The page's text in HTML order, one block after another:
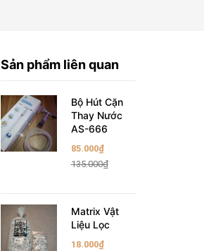
Sản phẩm liên quan
Bộ Hút Cặn
Thay Nước
AS-666
85.000₫
135.000₫
Matrix Vật
Liệu Lọc
18.000₫